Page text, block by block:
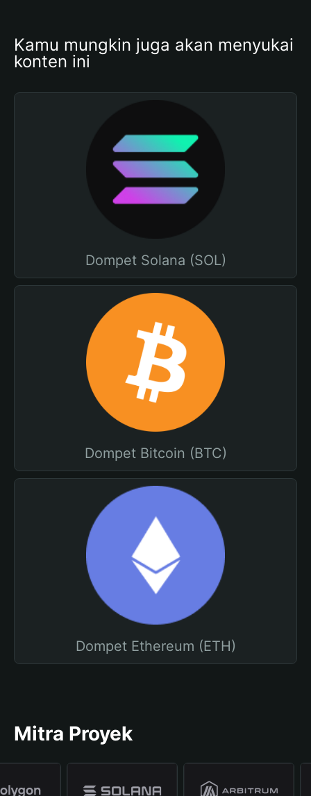
Kamu mungkin juga akan menyukai
konten ini
Dompet Solana (SOL)
Dompet Bitcoin (BTC)
Dompet Ethereum (ETH)
Mitra Proyek